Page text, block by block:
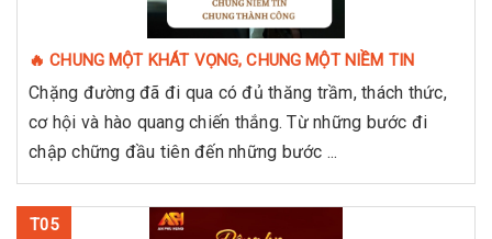
🔥 CHUNG MỘT KHÁT VỌNG, CHUNG MỘT NIỀM TIN
Chặng đường đã đi qua có đủ thăng trầm, thách thức,
cơ hội và hào quang chiến thắng. Từ những bước đi
chập chững đầu tiên đến những bước ...
T05